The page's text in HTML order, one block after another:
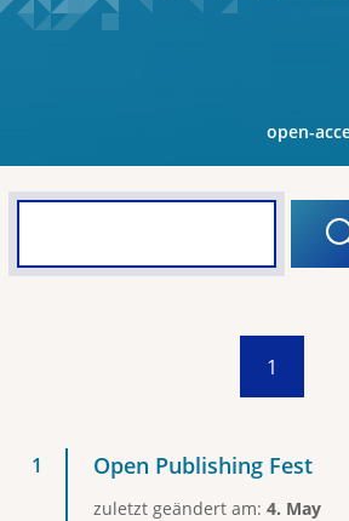
open-
1
Open Publishing Fest
zuletzt geändert am: 4. May